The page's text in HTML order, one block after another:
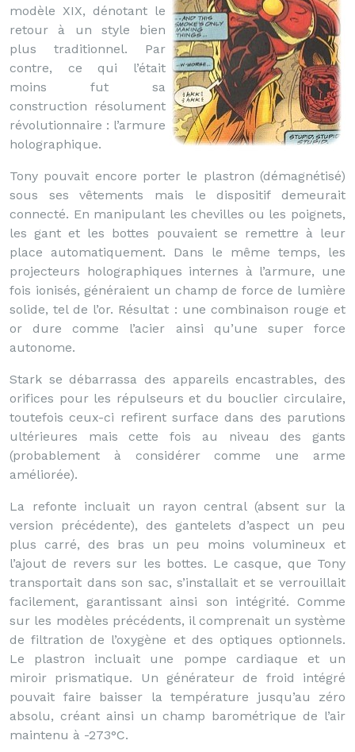
modèle XIX, dénotant le
retour à un style bien
plus traditionnel. Par
contre, ce qui l’était
moins fut sa
construction résolument
révolutionnaire : l’armure
holographique.
Tony pouvait encore porter le plastron (démagnétisé)
sous ses vêtements mais le dispositif demeurait
connecté. En manipulant les chevilles ou les poignets,
les gant et les bottes pouvaient se remettre à leur
place automatiquement. Dans le même temps, les
projecteurs holographiques internes à l’armure, une
fois ionisés, généraient un champ de force de lumière
solide, tel de l’or. Résultat : une combinaison rouge et
or dure comme l’acier ainsi qu’une super force
autonome.
Stark se débarrassa des appareils encastrables, des
orifices pour les répulseurs et du bouclier circulaire,
toutefois ceux-ci refirent surface dans des parutions
ultérieures mais cette fois au niveau des gants
(probablement à considérer comme une arme
améliorée).
La refonte incluait un rayon central (absent sur la
version précédente), des gantelets d’aspect un peu
plus carré, des bras un peu moins volumineux et
l’ajout de revers sur les bottes. Le casque, que Tony
transportait dans son sac, s’installait et se verrouillait
facilement, garantissant ainsi son intégrité. Comme
sur les modèles précédents, il comprenait un système
de filtration de l’oxygène et des optiques optionnels.
Le plastron incluait une pompe cardiaque et un
miroir prismatique. Un générateur de froid intégré
pouvait faire baisser la température jusqu’au zéro
absolu, créant ainsi un champ barométrique de l’air
maintenu à -273°C.